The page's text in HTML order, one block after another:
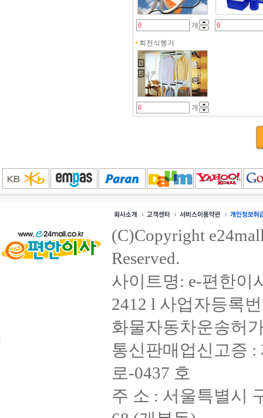
개
회전식헹거
개
(C)Copyright
Reserved.
사이트명: e-편한이
2412 l 사업자등록
화물자동차운송허
통신판매업신고증 :
로-0437 호
주 소 : 서울특별시